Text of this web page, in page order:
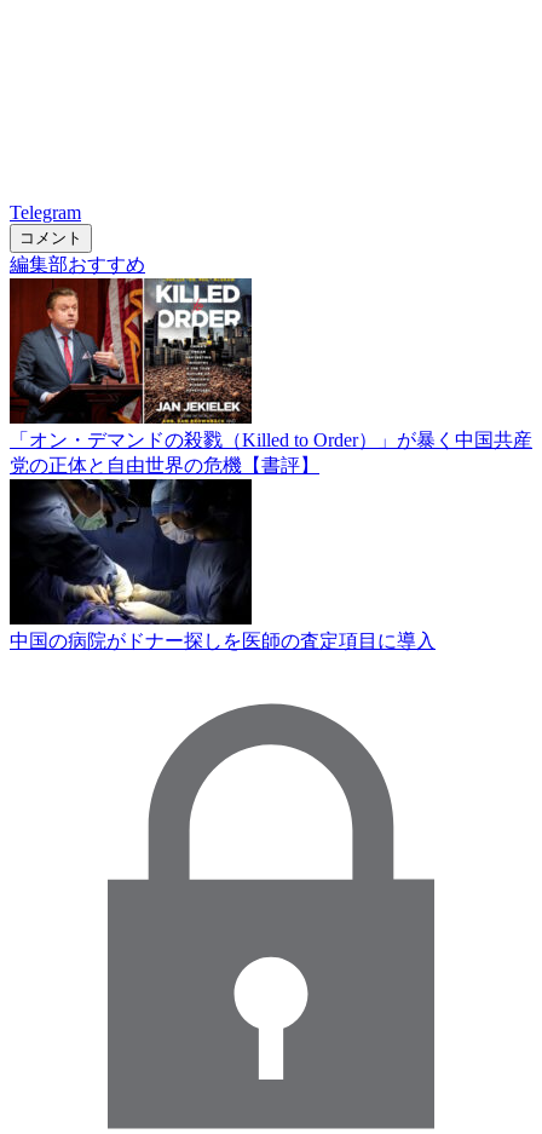
Telegram
コメント
編集部おすすめ
「オン・デマンドの殺戮（Killed to Order）」が暴く中国共産
党の正体と自由世界の危機【書評】
中国の病院がドナー探しを医師の査定項目に導入